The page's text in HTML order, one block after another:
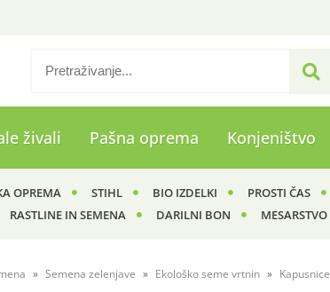
živali Pašna oprema Konjeništvo
OPREMA STIHL BIO IZDELKI PROSTI ČAS
RASTLINE IN SEMENA
DARILNI BON MESARSTVO
Semena zelenjave Ekološko seme vrtnin Kapusnice